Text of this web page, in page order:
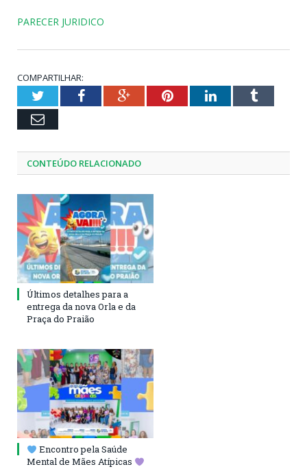
PARECER JURIDICO
COMPARTILHAR:
TwitterFacebookGoogle+PinterestLinkedInTumblr
Email
CONTEÚDO RELACIONADO
Últimos detalhes para a
entrega da nova Orla e da
Praça do Praião
Encontro pela Saúde
Mental de Mães Atípicas